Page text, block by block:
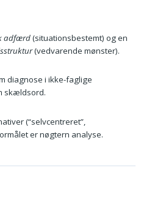
adfærd(situationsbestemt) og en
(vedvarende mønster).
diagnose i ikke-faglige
skældsord.
(“selvcentreret”,
er nøgtern analyse.